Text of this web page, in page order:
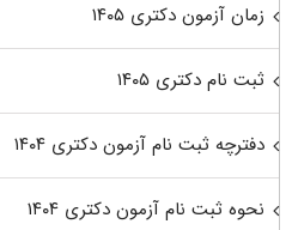
زمان آزمون دکتری ۱۴۰۵
ثبت نام دکتری ۱۴۰۵
دفترچه ثبت نام آزمون دکتری ۱۴۰۴
نحوه ثبت نام آزمون دکتری ۱۴۰۴